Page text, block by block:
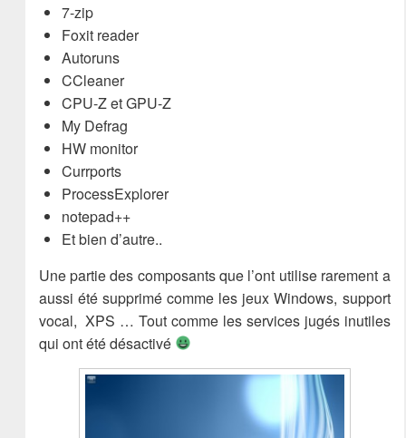
7-zip
Foxit reader
Autoruns
CCleaner
CPU-Z et GPU-Z
My Defrag
HW monitor
Currports
ProcessExplorer
notepad++
Et bien d’autre..
Une partie des composants que l’ont utilise rarement a
aussi été supprimé comme les jeux Windows, support
vocal, XPS … Tout comme les services jugés inutiles
qui ont été désactivé